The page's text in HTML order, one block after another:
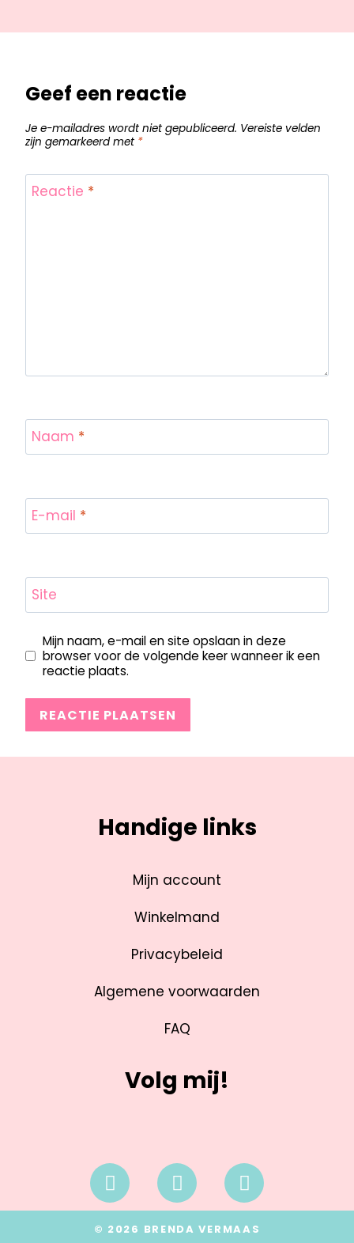
Geef een reactie
Je e-mailadres wordt niet gepubliceerd. Vereiste velden
zijn gemarkeerd met *
Reactie *
Naam *
E-mail *
Site
Mijn naam, e-mail en site opslaan in deze
browser voor de volgende keer wanneer ik een
reactie plaats.
Handige links
Mijn account
Winkelmand
Privacybeleid
Algemene voorwaarden
FAQ
Volg mij!
© 2026 BRENDA VERMAAS